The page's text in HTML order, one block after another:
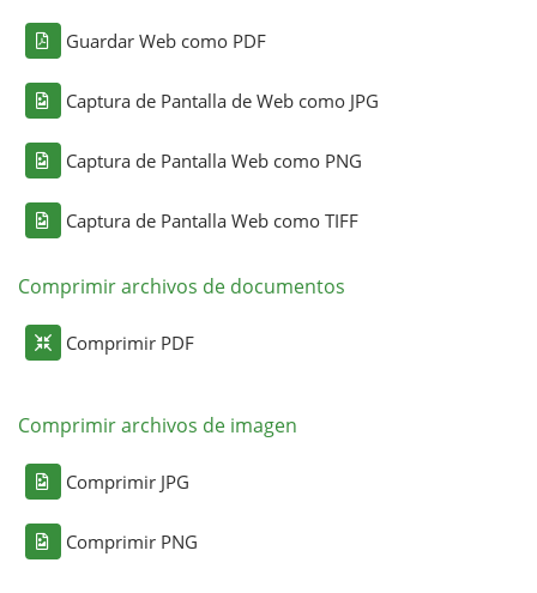
Guardar Web como PDF
Captura de Pantalla de Web como JPG
Captura de Pantalla Web como PNG
Captura de Pantalla Web como TIFF
Comprimir archivos de documentos
Comprimir PDF
Comprimir archivos de imagen
Comprimir JPG
Comprimir PNG